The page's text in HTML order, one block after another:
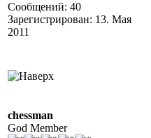
Сообщений: 40
Зарегистрирован: 13. Мая
2011
chessman
God Member